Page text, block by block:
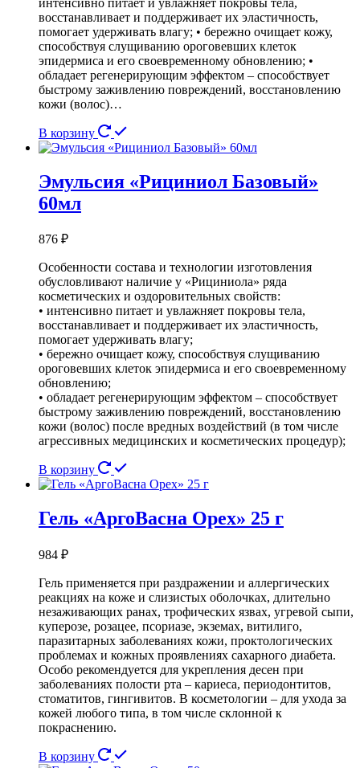
восстанавливает и поддерживает их эластичность,
помогает удерживать влагу; • бережно очищает кожу,
способствуя слущиванию ороговевших клеток
эпидермиса и его своевременному обновлению; •
обладает регенерирующим эффектом – способствует
быстрому заживлению повреждений, восстановлению
кожи (волос)…
В корзину
Эмульсия «Рициниол Базовый»
60мл
876 ₽
Особенности состава и технологии изготовления
обусловливают наличие у «Рициниола» ряда
косметических и оздоровительных свойств:
• интенсивно питает и увлажняет покровы тела,
восстанавливает и поддерживает их эластичность,
помогает удерживать влагу;
• бережно очищает кожу, способствуя слущиванию
ороговевших клеток эпидермиса и его своевременному
обновлению;
• обладает регенерирующим эффектом – способствует
быстрому заживлению повреждений, восстановлению
кожи (волос) после вредных воздействий (в том числе
агрессивных медицинских и косметических процедур);
В корзину
Гель «АргоВасна Орех» 25 г
984 ₽
Гель применяется при раздражении и аллергических
реакциях на коже и слизистых оболочках, длительно
незаживающих ранах, трофических язвах, угревой сыпи,
куперозе, розацее, псориазе, экземах, витилиго,
паразитарных заболеваниях кожи, проктологических
проблемах и кожных проявлениях сахарного диабета.
Особо рекомендуется для укрепления десен при
заболеваниях полости рта – кариеса, периодонтитов,
стоматитов, гингивитов. В косметологии – для ухода за
кожей любого типа, в том числе склонной к
покраснению.
В корзину